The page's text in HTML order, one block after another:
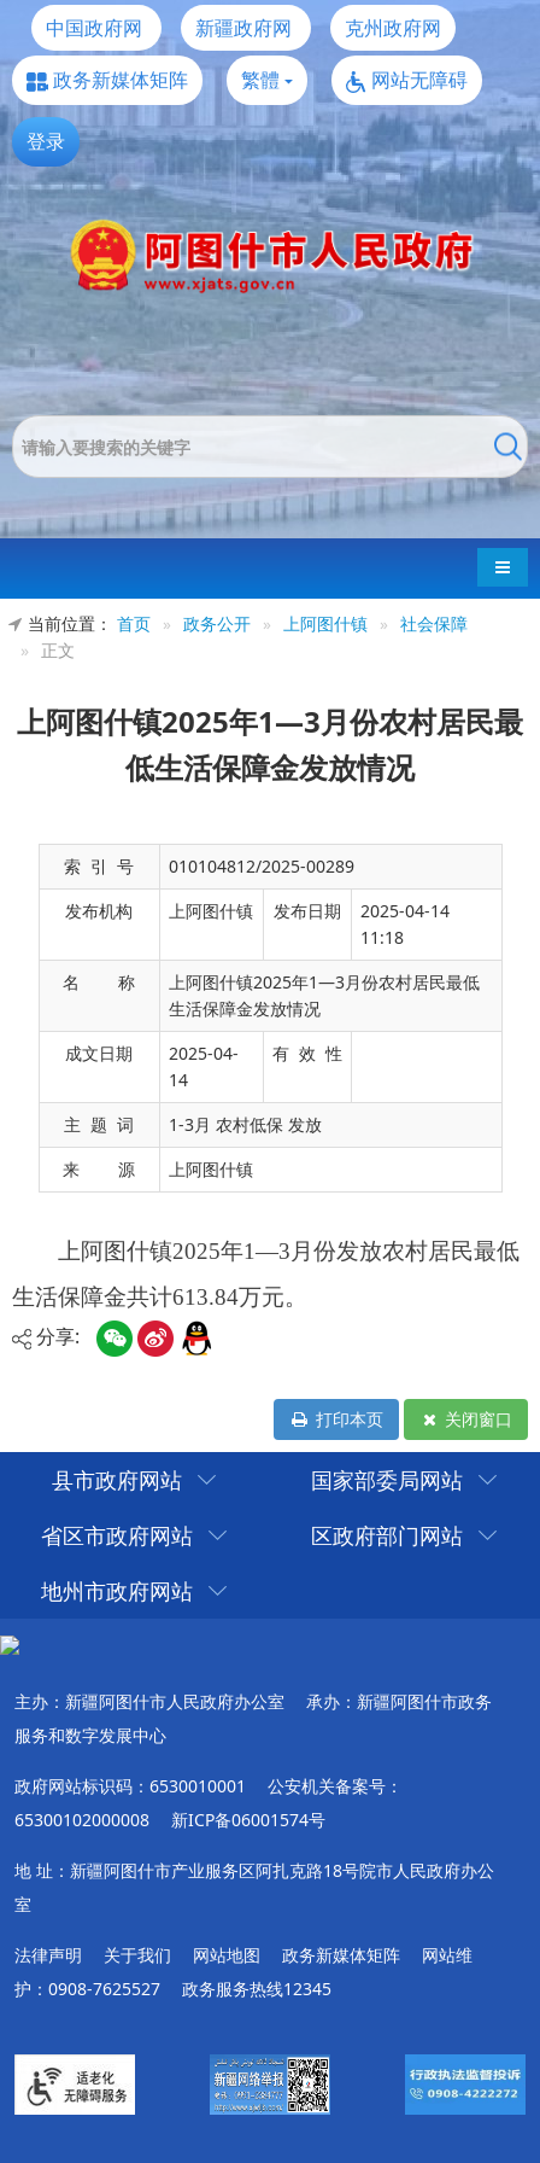
中国政府网 新疆政府网
克州政府网
政务新媒体矩阵
繁體 网站无障碍
登录
导航
当前位置： 首页 » 政务公开 » 上阿图什镇 » 社会保障
»
正文
上阿图什镇2025年1—3月份农村居民最
低生活保障金发放情况
索 引 号
010104812/2025-00289
发布机构
上阿图什镇 发布日期
2025-04-14
11:18
名 称
上阿图什镇2025年1—3月份农村居民最低
生活保障金发放情况
成文日期
2025-04-
14
有 效 性
主 题 词
1-3月 农村低保 发放
来 源
上阿图什镇
上阿图什镇 2025年1 —
月份发放农村居民最低
613.84
分享:
打印本页 关闭窗口
县市政府网站
国家部委局网站
省区市政府网站
区政府部门网站
地州市政府网站
主办：新疆阿图什市人民政府办公室
承办：新疆阿图什市政务
服务和数字发展中心
政府网站标识码：6530010001
公安机关备案号：
65300102000008
新ICP备06001574号
地 址：新疆阿图什市产业服务区阿扎克路18号院市人民政府办公
室
法律声明 关于我们 网站地图 政务新媒体矩阵
网站维
护：0908-7625527
政务服务热线12345